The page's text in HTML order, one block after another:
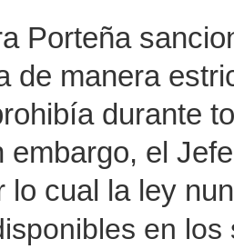
Porteña
de manera
durante
embargo, el
lo cual la ley
en los